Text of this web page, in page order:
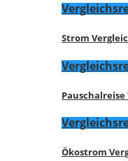
Strom
Ökostrom